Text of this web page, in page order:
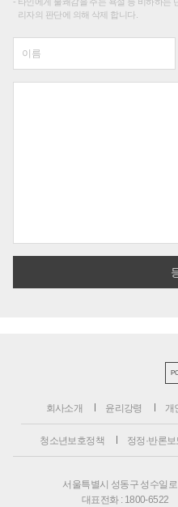
리자의 판단에 의해 삭제 합니다.
회사소개 윤리강령 개
청소년보호정책 정정·반론보
서울특별시 성동구 성수일
대표전화 : 1800-6522